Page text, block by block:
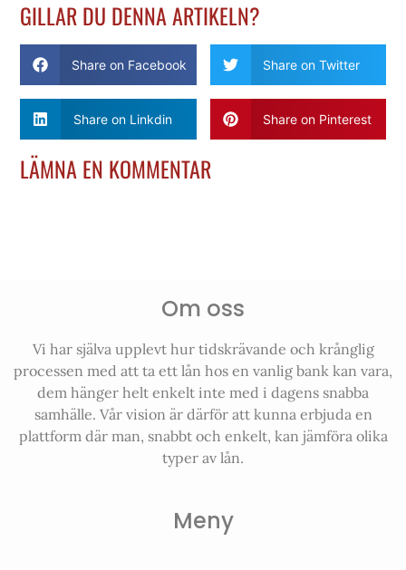
GILLAR DU DENNA ARTIKELN?
Share on Facebook Share on Twitter
Share on Linkdin Share on Pinterest
LÄMNA EN KOMMENTAR
Om oss
Vi har själva upplevt hur tidskrävande och krånglig
processen med att ta ett lån hos en vanlig bank kan vara,
dem hänger helt enkelt inte med i dagens snabba
samhälle. Vår vision är därför att kunna erbjuda en
plattform där man, snabbt och enkelt, kan jämföra olika
typer av lån.
Meny